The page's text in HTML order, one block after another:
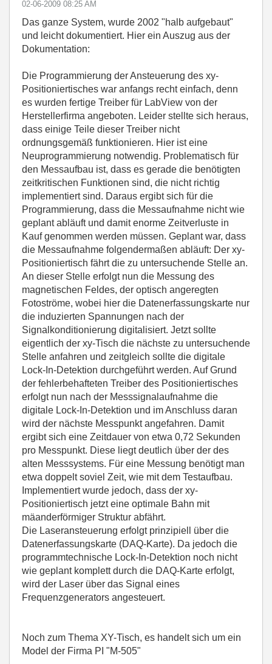
‎02-06-2009 08:25 AM
Das ganze System, wurde 2002 "halb aufgebaut"
und leicht dokumentiert. Hier ein Auszug aus der
Dokumentation:
Die Programmierung der Ansteuerung des xy-
Positioniertisches war anfangs recht einfach, denn
es wurden fertige Treiber für LabView von der
Herstellerfirma angeboten. Leider stellte sich heraus,
dass einige Teile dieser Treiber nicht
ordnungsgemäß funktionieren. Hier ist eine
Neuprogrammierung notwendig. Problematisch für
den Messaufbau ist, dass es gerade die benötigten
zeitkritischen Funktionen sind, die nicht richtig
implementiert sind. Daraus ergibt sich für die
Programmierung, dass die Messaufnahme nicht wie
geplant abläuft und damit enorme Zeitverluste in
Kauf genommen werden müssen. Geplant war, dass
die Messaufnahme folgendermaßen abläuft: Der xy-
Positioniertisch fährt die zu untersuchende Stelle an.
An dieser Stelle erfolgt nun die Messung des
magnetischen Feldes, der optisch angeregten
Fotoströme, wobei hier die Datenerfassungskarte nur
die induzierten Spannungen nach der
Signalkonditionierung digitalisiert. Jetzt sollte
eigentlich der xy-Tisch die nächste zu untersuchende
Stelle anfahren und zeitgleich sollte die digitale
Lock-In-Detektion durchgeführt werden. Auf Grund
der fehlerbehafteten Treiber des Positioniertisches
erfolgt nun nach der Messsignalaufnahme die
digitale Lock-In-Detektion und im Anschluss daran
wird der nächste Messpunkt angefahren. Damit
ergibt sich eine Zeitdauer von etwa 0,72 Sekunden
pro Messpunkt. Diese liegt deutlich über der des
alten Messsystems. Für eine Messung benötigt man
etwa doppelt soviel Zeit, wie mit dem Testaufbau.
Implementiert wurde jedoch, dass der xy-
Positioniertisch jetzt eine optimale Bahn mit
mäanderförmiger Struktur abfährt.
Die Laseransteuerung erfolgt prinzipiell über die
Datenerfassungskarte (DAQ-Karte). Da jedoch die
programmtechnische Lock-In-Detektion noch nicht
wie geplant komplett durch die DAQ-Karte erfolgt,
wird der Laser über das Signal eines
Frequenzgenerators angesteuert.
Noch zum Thema XY-Tisch, es handelt sich um ein
Model der Firma PI "M-505"